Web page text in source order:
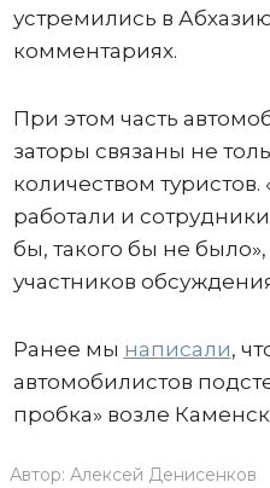
устремились в
комментариях.
При этом часть
заторы связаны не
количеством
работали и
бы, такого бы не
участников
Ранее мы написали,
автомобилистов
пробка» возле
Автор: Алексей Денисенков